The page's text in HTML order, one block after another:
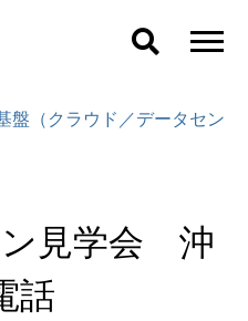
盤（クラウド／データセン
ン見学会 沖
話